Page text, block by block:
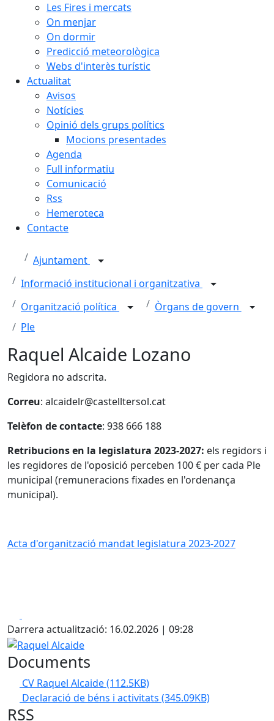
Les Fires i mercats
On menjar
On dormir
Predicció meteorològica
Webs d'interès turístic
Actualitat
Avisos
Notícies
Opinió dels grups polítics
Mocions presentades
Agenda
Full informatiu
Comunicació
Rss
Hemeroteca
Contacte
Ajuntament
Informació institucional i organitzativa
Organització política
Òrgans de govern
Ple
Raquel Alcaide Lozano
Regidora no adscrita.
Correu: alcaidelr@castelltersol.cat
Telèfon de contacte: 938 666 188
Retribucions en la legislatura 2023-2027: els regidors i
les regidores de l'oposició perceben 100 € per cada Ple
municipal (remuneracions fixades en l'ordenança
municipal).
Acta d'organització mandat legislatura 2023-2027
Darrera actualització: 16.02.2026 | 09:28
Raquel Alcaide
Documents
CV Raquel Alcaide(112.5KB)
Declaració de béns i activitats (345.09KB)
RSS